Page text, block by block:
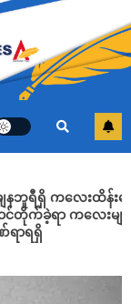
ေးထိန်းကျောင်းအတွ
လေးများအပါအဝင်
ြေကို ဗုံးကြဲခဲ့သည့်
းအတွက် ဘာသာရေး
ပြောကြား၊ လက်တွေ့
၀၀ ကျော်
ခတ်မှုဖြစ်ပွားခဲ့ပြီး
ေဆုံးကာ ၁၅ ဦး
မုဒိမ်းကျင့် လူသတ်မှု